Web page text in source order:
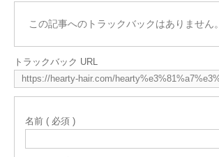
この記事へのトラックバックはありません。
トラックバック URL
名前 ( 必須 )